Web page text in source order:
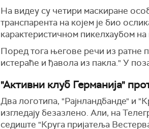
На видеу су четири маскиране
транспарента на којем је био
карактеристичном пикелхаубом на
Поред тога његове речи из ратне
истераће и ђавола из пакла." У
"Активни клуб Германија"
Два логотипа, "Рајнландбанде" и
изгледају безазлено. Али, на
седиште "Круга пријатеља